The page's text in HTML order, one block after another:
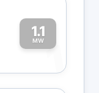
1.1
MW1